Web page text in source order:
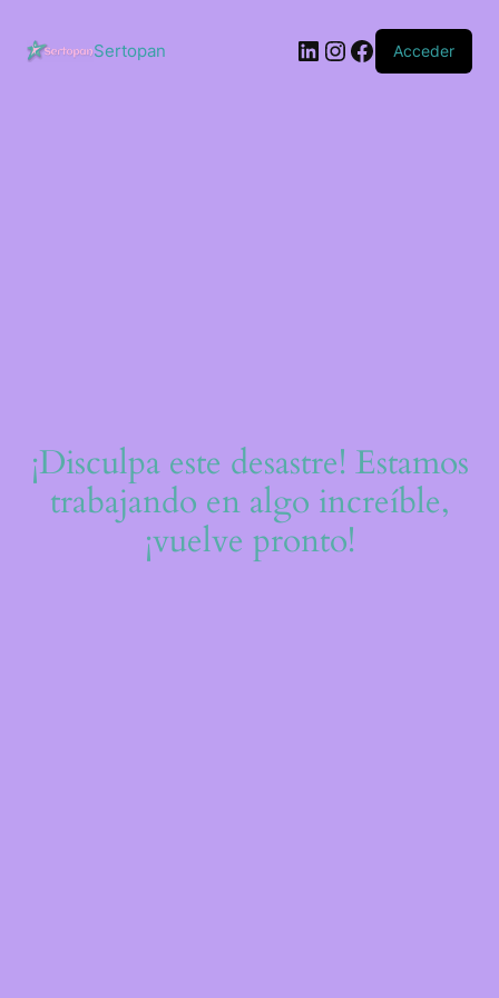
contenido
Sertopan LinkedIn
Instagram
Facebook
Acceder
¡Disculpa este desastre! Estamos
trabajando en algo increíble,
¡vuelve pronto!